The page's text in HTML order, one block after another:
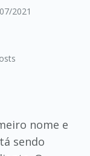
2021
nome e
sendo